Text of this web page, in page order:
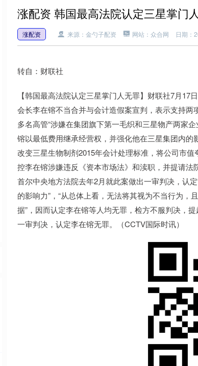
涨配资 韩国最高法院认定三星掌门
涨配资 来源：金勺子配资 网站：众合网 日期：
转自：财联社
【韩国最高法院认定三星掌门人无罪】财联社7月
会长李在镕不当合并与会计造假案宣判，表示支持
多名高管“涉嫌在集团旗下第一毛织和三星物产两家
镕以最低费用继承经营权，并强化他在三星集团内的
改变三星生物制剂2015年会计处理标准，将公司市
控李在镕涉嫌违反《资本市场法》和渎职，并提请法
首尔中央地方法院去年2月就此案做出一审判决，认
的影响力”，“从总体上看，无法将其视为不当行为
据”，因而认定李在镕等人均无罪，检方不服判决，
一审判决，认定李在镕无罪。（CCTV国际时讯）